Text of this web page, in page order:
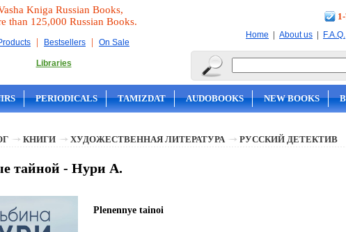
Kniga Russian Books,
than 125,000 Russian Books.
| Bestsellers | On Sale
Libraries
Home | About us | F.A.Q.
PERIODICALS TAMIZDAT AUDOBOOKS NEW BOOKS
КНИГИ ХУДОЖЕСТВЕННАЯ ЛИТЕРАТУРА РУССКИЙ ДЕТЕКТИВ
тайной - Нури А.
Plenennye tainoi